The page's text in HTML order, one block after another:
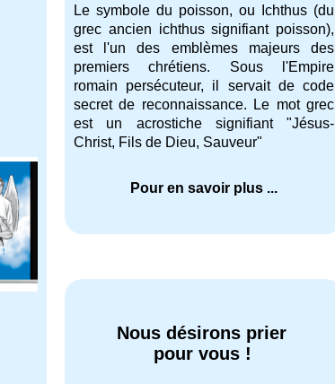
Le symbole du poisson, ou Ichthus (du
grec ancien ichthus signifiant poisson),
est l'un des emblèmes majeurs des
premiers chrétiens. Sous l'Empire
romain persécuteur, il servait de code
secret de reconnaissance. Le mot grec
est un acrostiche signifiant "Jésus-
Christ, Fils de Dieu, Sauveur"
Pour en savoir plus ...
Nous désirons prier
pour vous !